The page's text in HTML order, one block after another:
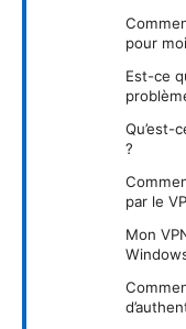
pour
Est-ce
Qu’est-
?
par le
Mon